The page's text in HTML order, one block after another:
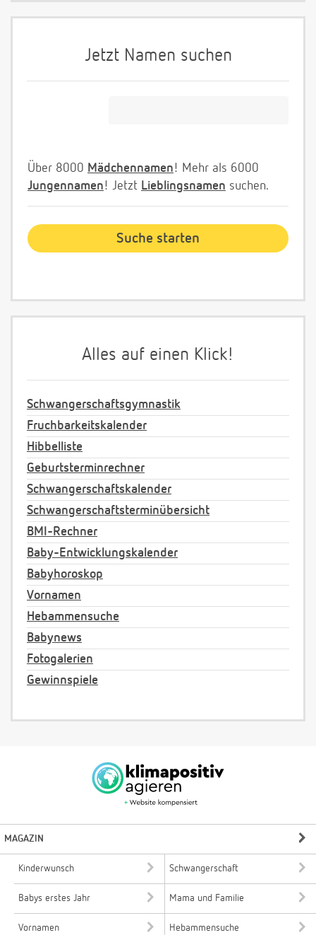
Jetzt Namen suchen
Über 8000 Mädchennamen! Mehr als 6000
Jungennamen! Jetzt Lieblingsnamen suchen.
Alles auf einen Klick!
Schwangerschaftsgymnastik
Fruchbarkeitskalender
Hibbelliste
Geburtsterminrechner
Schwangerschaftskalender
Schwangerschaftsterminübersicht
BMI-Rechner
Baby-Entwicklungskalender
Babyhoroskop
Vornamen
Hebammensuche
Babynews
Fotogalerien
Gewinnspiele
MAGAZIN
Kinderwunsch Schwangerschaft
Babys erstes Jahr Mama und Familie
Vornamen Hebammensuche